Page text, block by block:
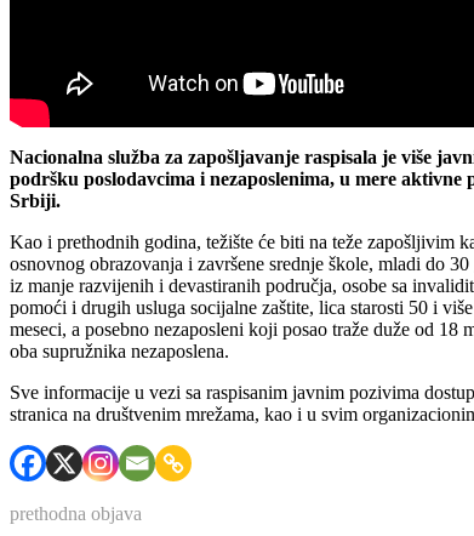
Nacionalna služba za zapošljavanje raspisala je više
podršku poslodavcima i nezaposlenima, u mere
Srbiji.
Kao i prethodnih godina, težište će biti na teže zapošljivim
osnovnog obrazovanja i završene srednje škole, mladi do
iz manje razvijenih i devastiranih područja, osobe sa
pomoći i drugih usluga socijalne zaštite, lica starosti 50 i
meseci, a posebno nezaposleni koji posao traže duže od
oba supružnika nezaposlena.
Sve informacije u vezi sa raspisanim javnim pozivima
stranica na društvenim mrežama, kao i u svim
prethodna objava